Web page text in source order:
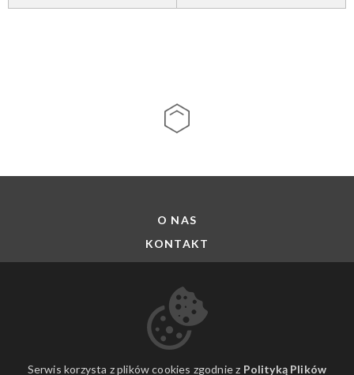
Serwis korzysta z plików cookies zgodnie z Polityką Plików
O NAS
KONTAKT
PROMOCJE
FILMY ARTE